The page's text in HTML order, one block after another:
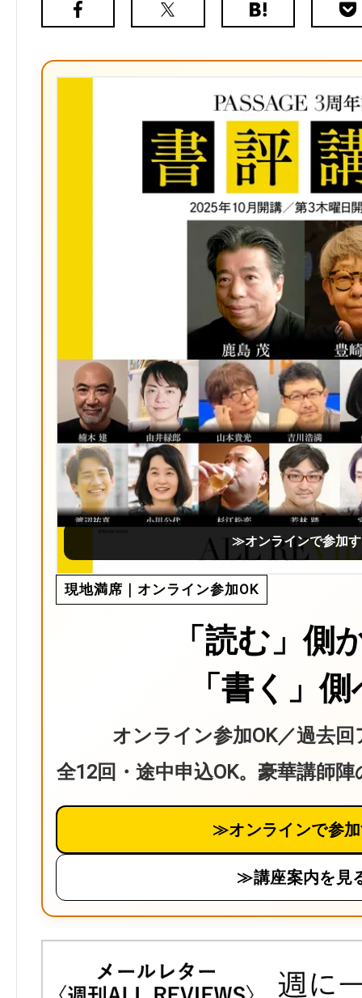
Facebook
X（旧
は
ク
マ
ー
ク
≫オンラインで参加
現地満席｜オンライン参加OK
「読む」側
「書く」
オンライン参加OK／過去
全12回・途中申込OK。豪華講師
≫オンラインで参
≫講座案内を見